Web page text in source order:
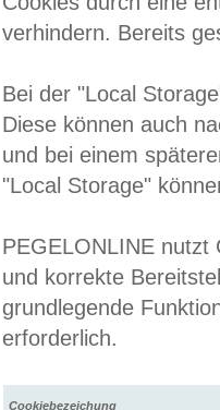
verhindern. Bereits
Bei der "Local
Diese können auch
und bei einem
"Local Storage"
PEGELONLINE nutzt
und korrekte
grundlegende
erforderlich.
Cookiebezeichung